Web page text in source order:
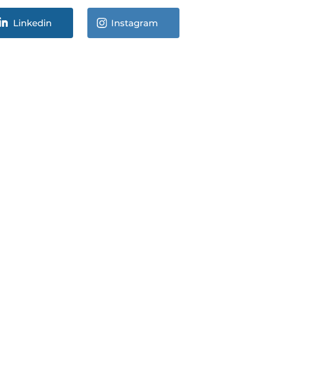
Linkedin Instagram